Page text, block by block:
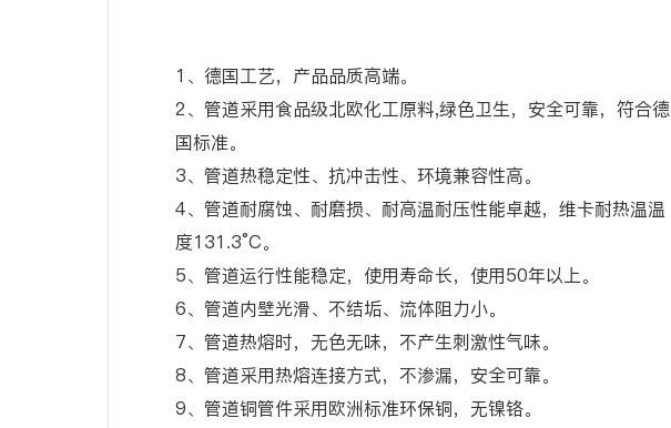
1、德国工艺，产品品质高端。
2、管道采用食品级北欧化工原料,绿色卫生，安全可靠，符合德
国标准。
3、管道热稳定性、抗冲击性、环境兼容性高。
4、管道耐腐蚀、耐磨损、耐高温耐压性能卓越，维卡耐热温温
度131.3°C。
5、管道运行性能稳定，使用寿命长，使用50年以上。
6、管道内壁光滑、不结垢、流体阻力小。
7、管道热熔时，无色无味，不产生刺激性气味。
8、管道采用热熔连接方式，不渗漏，安全可靠。
9、管道铜管件采用欧洲标准环保铜，无镍铬。